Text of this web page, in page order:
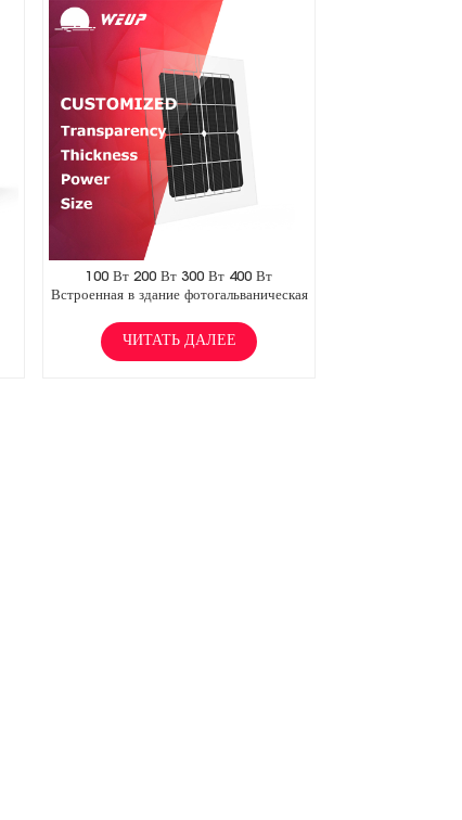
100 Вт 200 Вт 300 Вт 400 Вт
Встроенная в здание фотогальваническая
ЧИТАТЬ ДАЛЕЕ